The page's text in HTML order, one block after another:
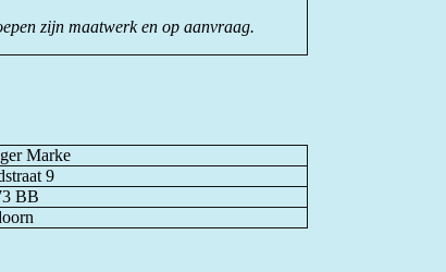
zijn maatwerk en op aanvraag.
Marke
9
BB